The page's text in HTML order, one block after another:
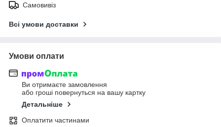
Самовивіз
Всі умови доставки
Умови оплати
Ви отримаєте замовлення
або гроші повернуться на вашу картку
Детальніше
Оплатити частинами